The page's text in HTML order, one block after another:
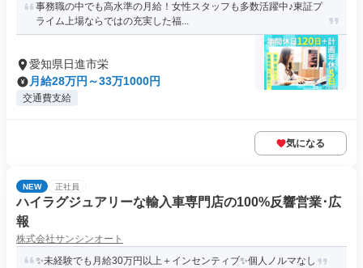
事務職の中でも高水準の月給！女性スタッフも多数活躍中♪東証プ
ライム上場ならではの充実した福...
愛知県日進市栄
月給28万円～33万1000円
交通費支給
気になる
NEW 正社員
ハイラグジュアリーな輸入車専門店の100%反響営業･広
報
株式会社サンシンオート
✨未経験でも月給30万円以上＋インセンティブ✨個人ノルマなし